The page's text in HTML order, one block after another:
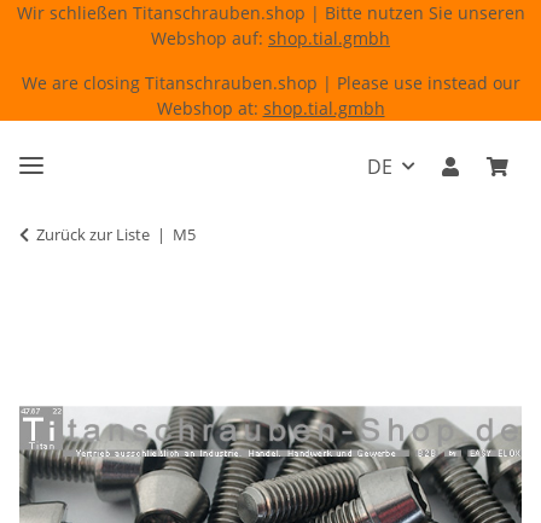
Wir schließen Titanschrauben.shop | Bitte nutzen Sie unseren
Webshop auf: shop.tial.gmbh
We are closing Titanschrauben.shop | Please use instead our
Webshop at: shop.tial.gmbh
DE
Zurück zur Liste M5